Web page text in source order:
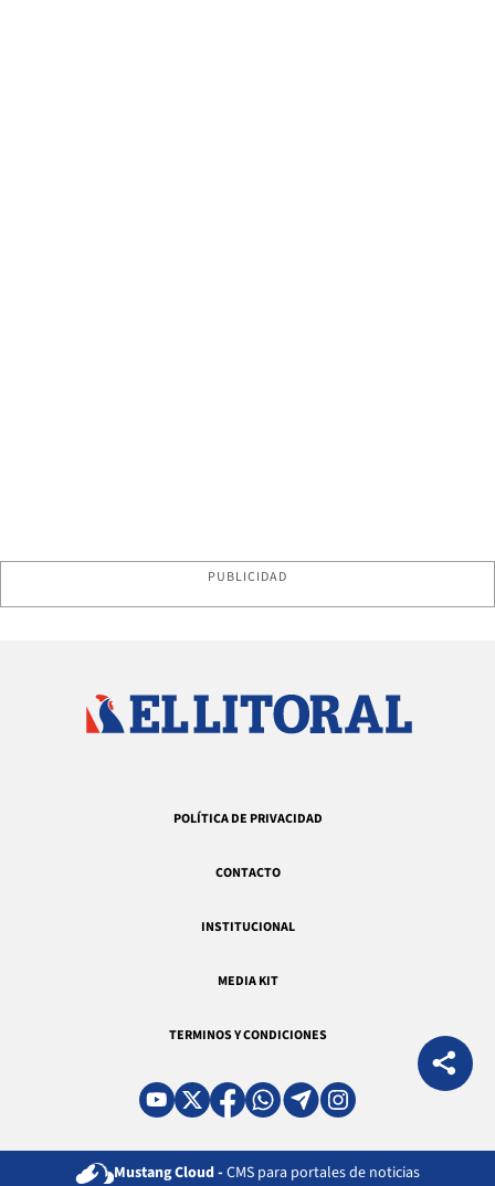
PUBLICIDAD
POLÍTICA DE PRIVACIDAD
CONTACTO
INSTITUCIONAL
MEDIA KIT
TERMINOS Y CONDICIONES
Mustang Cloud - CMS para portales de noticias